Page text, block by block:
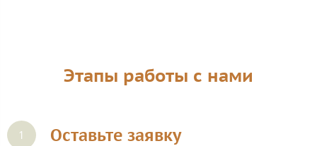
Этапы работы с нами
Оставьте заявку